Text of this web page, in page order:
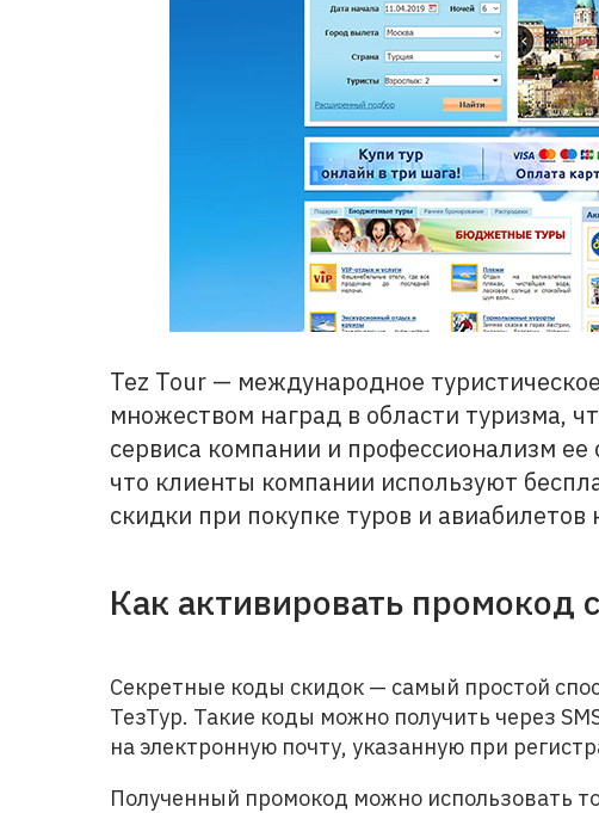
Tez Tour — международное
множеством наград в области туризма,
сервиса компании и профессионализм
что клиенты компании используют
скидки при покупке туров и авиабилетов
Как активировать промокод
Секретные коды скидок — самый простой
ТезТур. Такие коды можно получить через
на электронную почту, указанную при
Полученный промокод можно использовать